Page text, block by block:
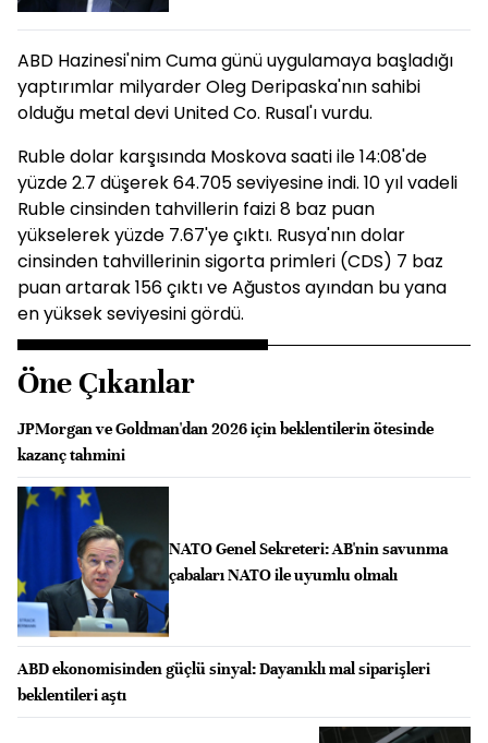
ABD Hazinesi'nim Cuma günü uygulamaya başladığı
yaptırımlar milyarder Oleg Deripaska'nın sahibi
olduğu metal devi United Co. Rusal'ı vurdu.
Ruble dolar karşısında Moskova saati ile 14:08'de
yüzde 2.7 düşerek 64.705 seviyesine indi. 10 yıl vadeli
Ruble cinsinden tahvillerin faizi 8 baz puan
yükselerek yüzde 7.67'ye çıktı. Rusya'nın dolar
cinsinden tahvillerinin sigorta primleri (CDS) 7 baz
puan artarak 156 çıktı ve Ağustos ayından bu yana
en yüksek seviyesini gördü.
Öne Çıkanlar
JPMorgan ve Goldman'dan 2026 için beklentilerin ötesinde
kazanç tahmini
NATO Genel Sekreteri: AB'nin savunma
çabaları NATO ile uyumlu olmalı
ABD ekonomisinden güçlü sinyal: Dayanıklı mal siparişleri
beklentileri aştı